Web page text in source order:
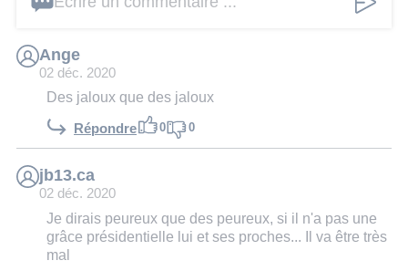
Ange
02 déc. 2020
Des jaloux que des jaloux
Répondre 0 0
jb13.ca
02 déc. 2020
Je dirais peureux que des peureux, si il n'a pas une
grâce présidentielle lui et ses proches... Il va être très
mal